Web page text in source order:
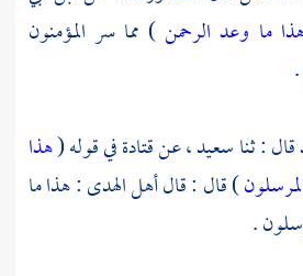
ما وعد الرحمن ) مما سر المؤمنون
.
قال : ثناسعيد ،عنقتادةفي قوله (هذا
) قال : قال أهل الهدى : هذا ما
.